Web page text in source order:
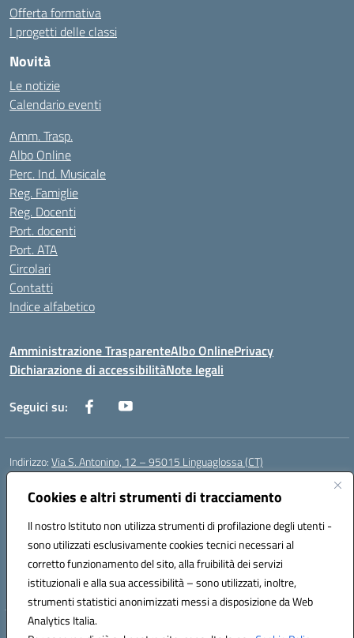
Cookies e altri strumenti di tracciamento
Il nostro Istituto non utilizza strumenti di profilazione degli utenti -
sono utilizzati esclusivamente cookies tecnici necessari al
corretto funzionamento del sito, alla fruibilità dei servizi
istituzionali e alla sua accessibilità – sono utilizzati, inoltre,
strumenti statistici anonimizzati messi a disposizione da Web
Analytics Italia.
Offerta formativa
I progetti delle classi
Novità
Le notizie
Calendario eventi
Amm. Trasp.
Albo Online
Perc. Ind. Musicale
Reg. Famiglie
Reg. Docenti
Port. docenti
Port. ATA
Circolari
Contatti
Indice alfabetico
Amministrazione TrasparenteAlbo OnlinePrivacy
Dichiarazione di accessibilitàNote legali
Seguici su:
Indirizzo:Via S. Antonino, 12 – 95015 Linguaglossa (CT)
Centralino:
Posta elettronica certificata (PEC):ctic83200r@pec.istruzione.it
Codice fiscale: 83002470876
Codice meccanografico:CTIC83200R
Codice Indice delle Pubbliche Amministrazioni (IPA): istsc_CTIC83200R
Codice unico di fatturazione (CUF): UF7TEB
Hosting & Powered by 3D Solution S.r.l.